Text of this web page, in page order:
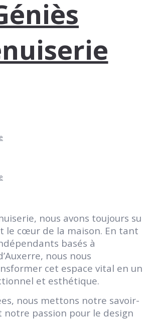
nous avons toujours su
le cœur de la maison. En tant
basés à
nous nous
cet espace vital en un
et esthétique.
nous mettons notre savoir-
passion pour le design